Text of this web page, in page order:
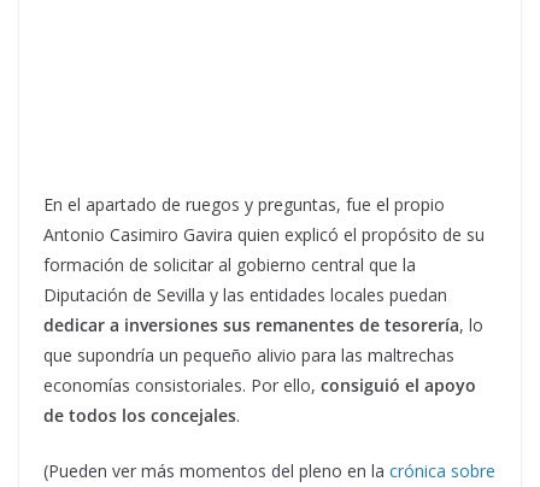
En el apartado de ruegos y preguntas, fue el propio
Antonio Casimiro Gavira quien explicó el propósito de su
formación de solicitar al gobierno central que la
Diputación de Sevilla y las entidades locales puedan
dedicar a inversiones sus remanentes de tesorería, lo
que supondría un pequeño alivio para las maltrechas
economías consistoriales. Por ello, consiguió el apoyo
de todos los concejales.
(Pueden ver más momentos del pleno en la crónica sobre